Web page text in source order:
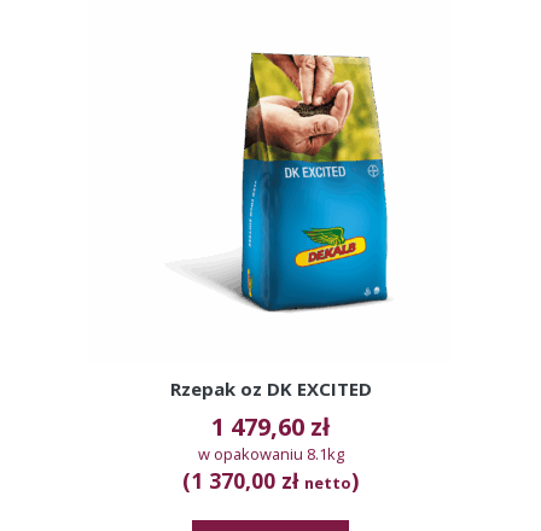
Rzepak oz DK EXCITED
1 479,60 zł
w opakowaniu 8.1kg
(1 370,00 zł netto)